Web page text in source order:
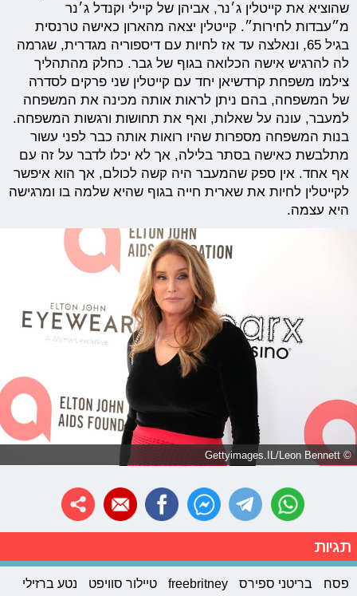
שהוציא את קייטלין ג׳נר, אביהן של קיילי וקנדל ג׳נר
מ״עבדות לחירות״. קייטלין יצאה מהארון כאישה טרנסית
בגיל 65, ונאלצה עד אז לחיות עם דיספוריה מגדרית, שגרמה
לה להרגיש אישה הכלואה בגוף של גבר. כחלק מהתהליך
צילמו משפחת קרדשיאן יחד עם קייטלין שני פרקים לסדרה
של המשפחה, בהם ניתן לראות אותה מכינה את המשפחה
למעבר, עונה על שאלות, ואף את תחושות ורגשות המשפחה.
בנות המשפחה מספרות שהיו רואות אותה כבר לפני עשור
מתלבשת כאישה בסתר בלילה, אך לא יכלו לדבר על זה עם
אף אחד. אין ספק שהמעבר היה קשה לכולם, אך הוא איפשר
לקייטלין לחיות את שארית חייה בגוף שהיא שלמה בו ומרגישה
היא עצמה.
© Gettyimages.IL/Leon Bennett
תגיות
פסח בריטני ספירס freebritney טיילור סוויפט נטע ברזילי